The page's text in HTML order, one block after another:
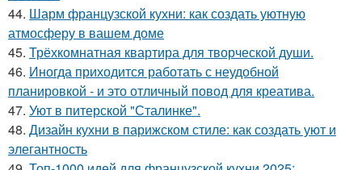
44. Шарм французской кухни: как создать уютную
атмосферу в вашем доме
45. Трёхкомнатная квартира для творческой души.
46. Иногда приходится работать с неудобной
планировкой - и это отличный повод для креатива.
47. Уют в питерской "Сталинке".
48. Дизайн кухни в парижском стиле: как создать уют и
элегантность